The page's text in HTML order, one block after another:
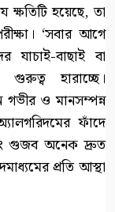
হয়েছে, তা
‘সবার আগে
যাচাই-বাছাই বা
গুরুত্ব হারাচ্ছে।
ও মানসম্পন্ন
ফাঁদে
গুজব অনেক দ্রুত
প্রতি আস্থা